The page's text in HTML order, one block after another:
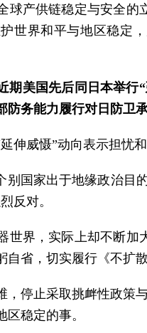
球产供链稳定与安全
世界和平与地区稳定
期美国先后同日本举行
防务能力履行对日防卫
伸威慑”动向表示担忧
别国家出于地缘政治目
反对。
世界，实际上却不断
自省，切实履行《不扩
，停止采取挑衅性政策
稳定的事。